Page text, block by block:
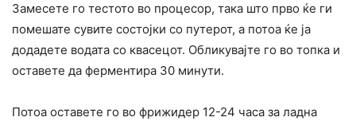
Замесете го тестото во процесор, така што прво ќе ги
помешате сувите состојки со путерот, а потоа ќе ја
додадете водата со квасецот. Обликувајте го во топка и
оставете да ферментира 30 минути.
Потоа оставете го во фрижидер 12-24 часа за ладна